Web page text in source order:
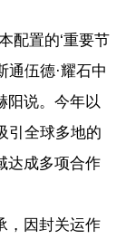
配置的‘重要节
通伍德·耀石中
阳说。今年以
引全球多地的
达成多项合作
，因封关运作